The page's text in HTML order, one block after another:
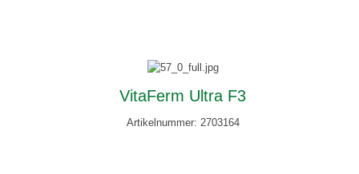
VitaFerm Ultra F3
Artikelnummer: 2703164